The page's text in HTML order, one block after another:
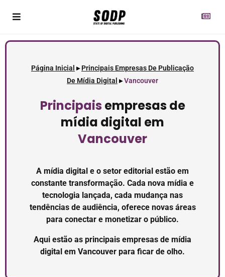
Página Inicial ▸Principais Empresas De Publicação
De Mídia Digital ▸Vancouver
Principais empresas de
mídia digital em
Vancouver
A mídia digital e o setor editorial estão em
constante transformação. Cada nova mídia e
tecnologia lançada, cada mudança nas
tendências de audiência, oferece novas áreas
para conectar e monetizar o público.
Aqui estão as principais empresas de mídia
digital em Vancouver para ficar de olho.